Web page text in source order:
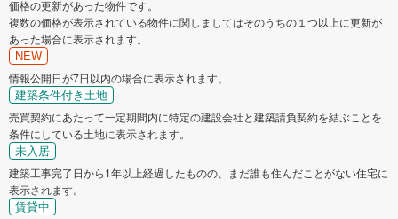
価格の更新があった物件です。
複数の価格が表示されている物件に関しましてはそのうちの１つ以上に更新が
あった場合に表示されます。
NEW
情報公開日が7日以内の場合に表示されます。
建築条件付き土地
売買契約にあたって一定期間内に特定の建設会社と建築請負契約を結ぶことを
条件にしている土地に表示されます。
未入居
建築工事完了日から1年以上経過したものの、まだ誰も住んだことがない住宅に
表示されます。
賃貸中